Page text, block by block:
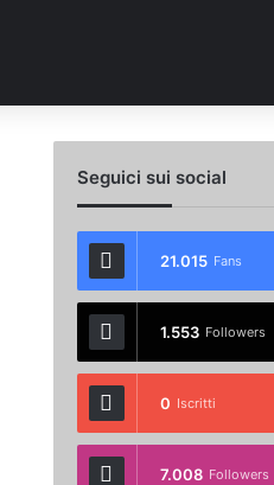
Seguici sui social
21.015 Fans
1.553 Followers
0 Iscritti
7.008 Followers